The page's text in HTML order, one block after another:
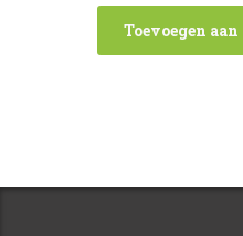
Toevoegen